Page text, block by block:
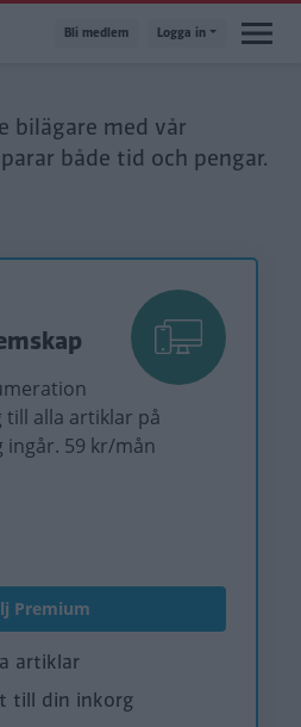
Bli medlem Logga in
bilägare med vår
både tid och pengar.
alla artiklar på
ingår. 59 kr/mån
Premium
artiklar
till din inkorg